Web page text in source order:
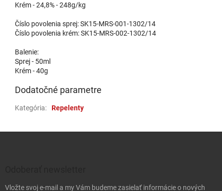
Krém - 24,8% - 248g/kg
Číslo povolenia sprej: SK15-MRS-001-1302/14
Číslo povolenia krém: SK15-MRS-002-1302/14
Balenie:
Sprej - 50ml
Krém - 40g
Dodatočné parametre
Kategória: Repelenty
Vložte svoj e-mail a my Vám budeme zasielať informácie o nových